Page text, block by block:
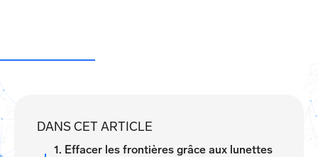
DANS CET ARTICLE
1. Effacer les frontières grâce aux lunettes